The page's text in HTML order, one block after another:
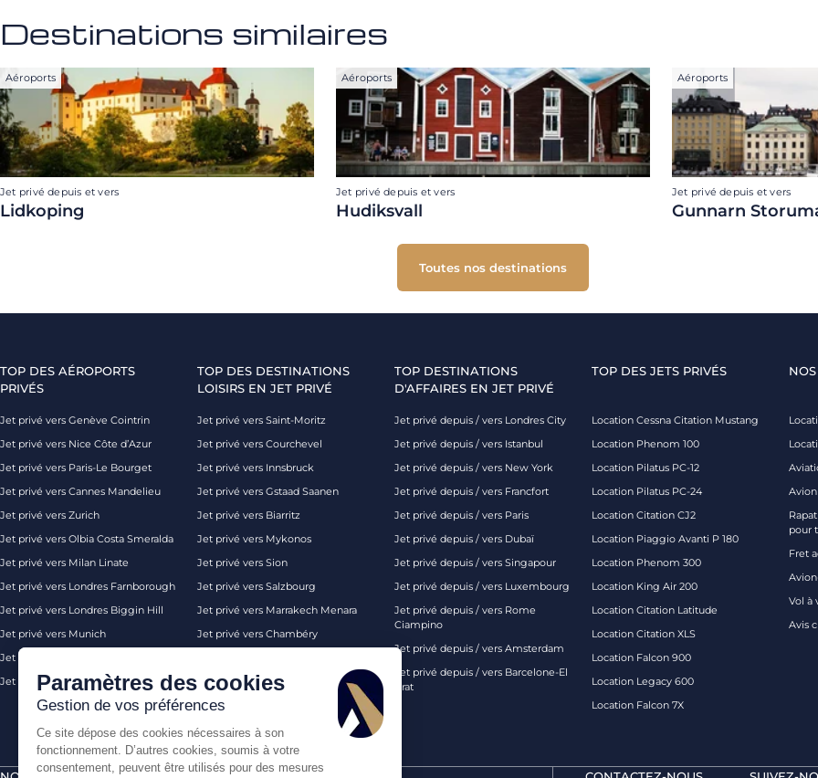
Destinations similaires
Aéroports
Jet privé depuis et vers
Lidkoping
Aéroports
Jet privé depuis et vers
Hudiksvall
Aéroports
Jet privé depuis et vers
Gunnarn
Toutes nos destinations
TOP DES AÉROPORTS
PRIVÉS
Jet privé vers Genève Cointrin
Jet privé vers Nice Côte d’Azur
Jet privé vers Paris-Le Bourget
Jet privé vers Cannes Mandelieu
Jet privé vers Zurich
Jet privé vers Olbia Costa Smeralda
Jet privé vers Milan Linate
Jet privé vers Londres Farnborough
Jet privé vers Londres Biggin Hill
Jet privé vers Munich
Jet privé vers Monaco
Jet privé vers Palma de Majorque
TOP DES DESTINATIONS
LOISIRS EN JET PRIVÉ
Jet privé vers Saint-Moritz
Jet privé vers Courchevel
Jet privé vers Innsbruck
Jet privé vers Gstaad Saanen
Jet privé vers Biarritz
Jet privé vers Mykonos
Jet privé vers Sion
Jet privé vers Salzbourg
Jet privé vers Marrakech Menara
Jet privé vers Chambéry
Jet privé vers Londres
TOP DESTINATIONS
D'AFFAIRES EN JET PRIVÉ
Jet privé depuis / vers Londres City
Jet privé depuis / vers Istanbul
Jet privé depuis / vers New York
Jet privé depuis / vers Francfort
Jet privé depuis / vers Paris
Jet privé depuis / vers Dubaï
Jet privé depuis / vers Singapour
Jet privé depuis / vers Luxembourg
Jet privé depuis / vers Rome
Ciampino
Jet privé depuis / vers Amsterdam
Jet privé depuis / vers Barcelone-El
Prat
TOP DES JETS PRIVÉS
Location Cessna Citation Mustang
Location Phenom 100
Location Pilatus PC-12
Location Pilatus PC-24
Location Citation CJ2
Location Piaggio Avanti P 180
Location Phenom 300
Location King Air 200
Location Citation Latitude
Location Citation XLS
Location Falcon 900
Location Legacy 600
Location Falcon 7X
pour
Fret
Vol à
Avis
Paramètres des cookies
Gestion de vos préférences
Ce site dépose des cookies nécessaires à son
fonctionnement. D’autres cookies, soumis à votre
consentement, peuvent être utilisés pour des mesures